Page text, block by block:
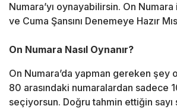
Numara’yı oynayabilirsin. On
ve Cuma Şansını Denemeye Hazır
On Numara Nasıl Oynanır?
On Numara’da yapman gereken şey
80 arasındaki numaralardan sadece
seçiyorsun. Doğru tahmin ettiğin sayı